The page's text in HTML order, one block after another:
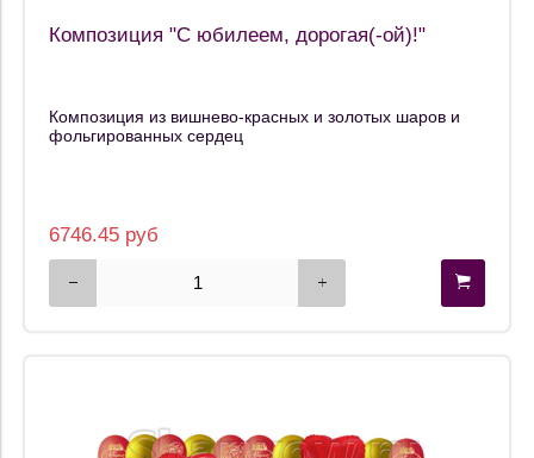
Композиция "С юбилеем, дорогая(-ой)!"
Композиция из вишнево-красных и золотых шаров и
фольгированных сердец
6746.45 руб